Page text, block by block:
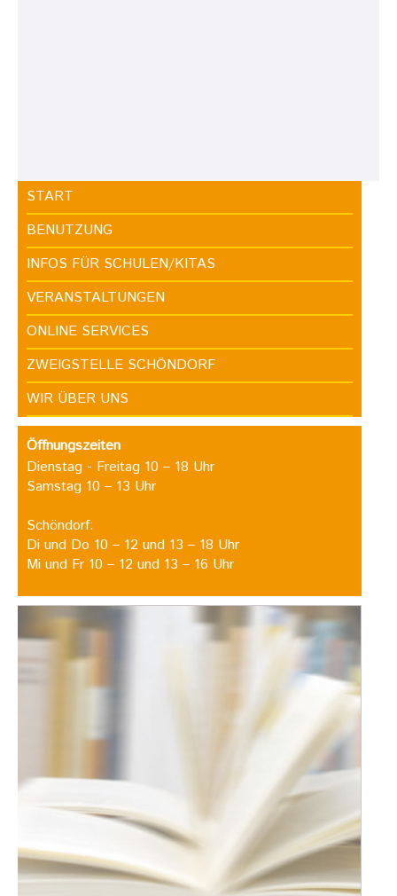
START
BENUTZUNG
INFOS FÜR SCHULEN/KITAS
VERANSTALTUNGEN
ONLINE SERVICES
ZWEIGSTELLE SCHÖNDORF
WIR ÜBER UNS
Öffnungszeiten
Dienstag - Freitag 10 – 18 Uhr
Samstag 10 – 13 Uhr
Schöndorf:
Di und Do 10 – 12 und 13 – 18 Uhr
Mi und Fr 10 – 12 und 13 – 16 Uhr